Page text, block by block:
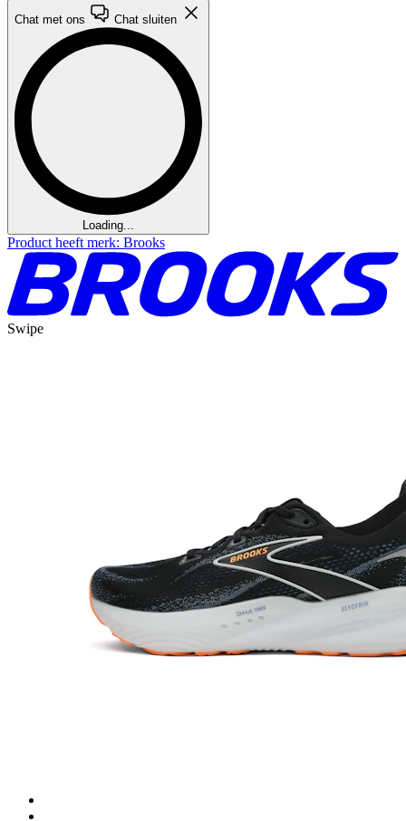
Chat met ons Chat sluiten
Loading...
Product heeft merk: Brooks
Swipe